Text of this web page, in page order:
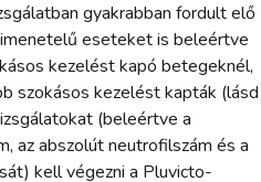
gyakrabban fordult elő
eseteket is beleértve
kezelést kapó betegeknél,
szokásos kezelést kapták (lásd
(beleértve a
az abszolút neutrofilszám és a
kell végezni a Pluvicto-